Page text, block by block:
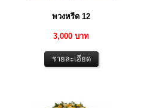
พวงหรีด 12
3,000 บาท